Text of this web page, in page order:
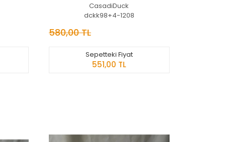
CasadiDuck
dckk98+4-1208
580,00 TL
Sepetteki Fiyat
551,00 TL